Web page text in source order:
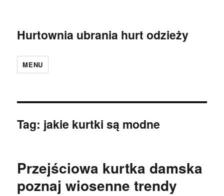
Hurtownia ubrania hurt odzieży
MENU
Tag: jakie kurtki są modne
Przejściowa kurtka damska
poznaj wiosenne trendy